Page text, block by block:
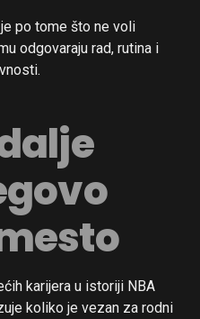
po tome što ne voli
odgovaraju rad, rutina i
karijera u istoriji NBA
koliko je vezan za rodni